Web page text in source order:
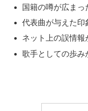
国籍の噂が広まっ
代表曲が与えた印
ネット上の誤情報
歌手としての歩み